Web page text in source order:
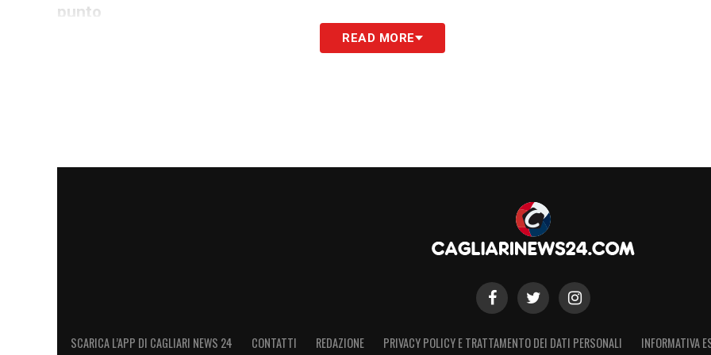
punto
READ MORE
SCARICA L’APP DI CAGLIARI NEWS 24 CONTATTI REDAZIONE PRIVACY POLICY E TRATTAMENTO DEI DATI PERSONALI INFORMATIVA